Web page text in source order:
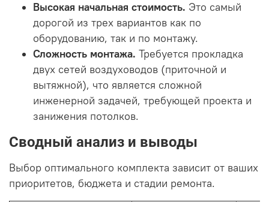
Высокая начальная стоимость. Это самый
дорогой из трех вариантов как по
оборудованию, так и по монтажу.
Сложность монтажа. Требуется прокладка
двух сетей воздуховодов (приточной и
вытяжной), что является сложной
инженерной задачей, требующей проекта и
занижения потолков.
Сводный анализ и выводы
Выбор оптимального комплекта зависит от ваших
приоритетов, бюджета и стадии ремонта.